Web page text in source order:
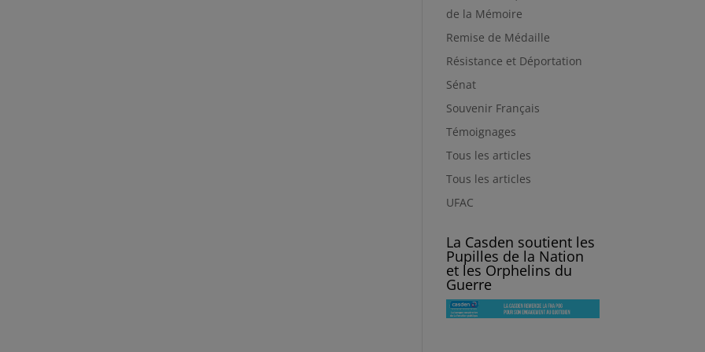
de la Mémoire
Remise de Médaille
Résistance et Déportation
Sénat
Souvenir Français
Témoignages
Tous les articles
Tous les articles
UFAC
La Casden soutient les
Pupilles de la Nation
et les Orphelins du
Guerre